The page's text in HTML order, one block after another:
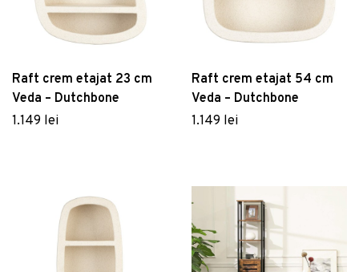
Raft crem etajat 23 cm
Veda – Dutchbone
1.149 lei
Raft crem etajat 54 cm
Veda – Dutchbone
1.149 lei